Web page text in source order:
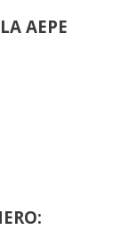
AEPE